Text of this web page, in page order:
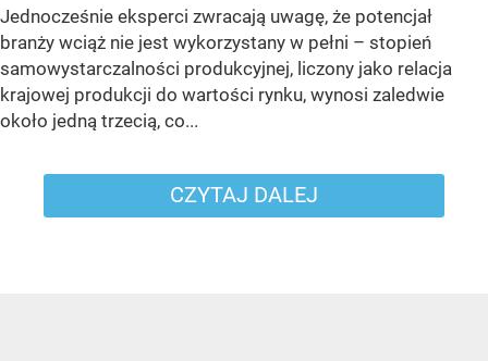
Jednocześnie eksperci zwracają uwagę, że potencjał
branży wciąż nie jest wykorzystany w pełni – stopień
samowystarczalności produkcyjnej, liczony jako relacja
krajowej produkcji do wartości rynku, wynosi zaledwie
około jedną trzecią, co...
CZYTAJ DALEJ